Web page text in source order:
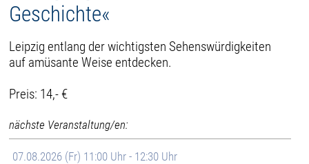
Geschichte«
Leipzig entlang der wichtigsten Sehenswürdigkeiten
auf amüsante Weise entdecken.
Preis: 14,- €
nächste Veranstaltung/en:
07.08.2026 (Fr) 11:00 Uhr - 12:30 Uhr